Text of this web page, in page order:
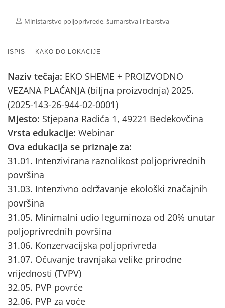
Ministarstvo poljoprivrede, šumarstva i ribarstva
ISPIS KAKO DO LOKACIJE
Naziv tečaja: EKO SHEME + PROIZVODNO
VEZANA PLAĆANJA (biljna proizvodnja) 2025.
(2025-143-26-944-02-0001)
Mjesto: Stjepana Radića 1, 49221 Bedekovčina
Vrsta edukacije: Webinar
Ova edukacija se priznaje za:
31.01. Intenzivirana raznolikost poljoprivrednih
površina
31.03. Intenzivno održavanje ekološki značajnih
površina
31.05. Minimalni udio leguminoza od 20% unutar
poljoprivrednih površina
31.06. Konzervacijska poljoprivreda
31.07. Očuvanje travnjaka velike prirodne
vrijednosti (TVPV)
32.05. PVP povrće
32.06. PVP za voće